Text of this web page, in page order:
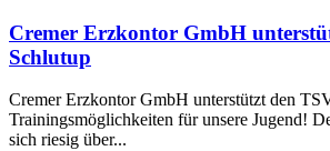
Cremer Erzkontor GmbH
Schlutup
Cremer Erzkontor GmbH unterstützt den
Trainingsmöglichkeiten für unsere Jugend!
sich riesig über...